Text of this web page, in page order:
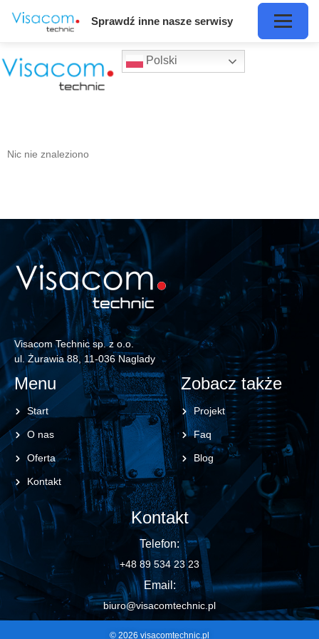
Polski
Nic nie znaleziono
Visacom Technic sp. z o.o.
ul. Żurawia 88, 11-036 Naglady
Menu
Start
O nas
Oferta
Kontakt
Zobacz także
Projekt
Faq
Blog
Kontakt
Telefon:
+48 89 534 23 23
Email:
biuro@visacomtechnic.pl
© 2026 visacomtechnic.pl
Sprawdź inne nasze serwisy